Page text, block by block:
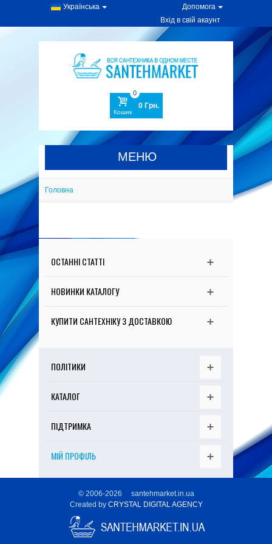
Допомога
Українська
Вхід в свій акаунт
Кошик
0
0 Грн.
МЕНЮ
ГАЛЕРЕЇ
ВІДЕО
КОНТАКТИ
Головна
ОСТАННІ СТАТТІ
НОВИНКИ КАТАЛОГУ
КУПИТИ САНТЕХНІКУ З ДОСТАВКОЮ
ПОЛІТИКИ
КАТАЛОГ
ПІДТРИМКА
МІЙ ПРОФІЛЬ
© 2006-2026 santehmarket.in.ua
Created by CRYSTAL DIGITAL AGENCY